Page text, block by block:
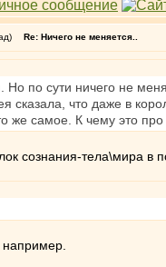
Re: Ничего не меняется..
Но по сути ничего не
сказала, что даже в
же самое. К чему это
сознания-тела\мира в